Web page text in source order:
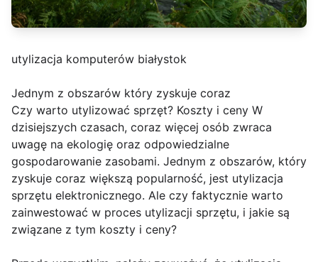
utylizacja komputerów białystok
Jednym z obszarów który zyskuje coraz
Czy warto utylizować sprzęt? Koszty i ceny W
dzisiejszych czasach, coraz więcej osób zwraca
uwagę na ekologię oraz odpowiedzialne
gospodarowanie zasobami. Jednym z obszarów, który
zyskuje coraz większą popularność, jest utylizacja
sprzętu elektronicznego. Ale czy faktycznie warto
zainwestować w proces utylizacji sprzętu, i jakie są
związane z tym koszty i ceny?